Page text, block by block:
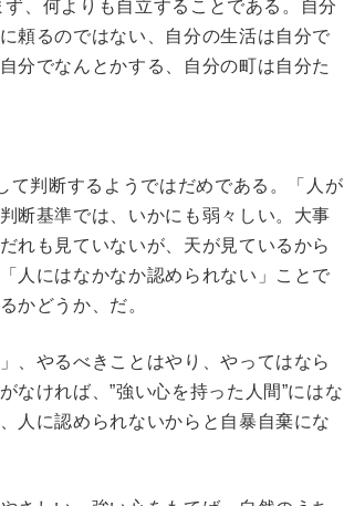
、何よりも自立することである。自分
頼るのではない、自分の生活は自分で
分でなんとかする、自分の町は自分た
て判断するようではだめである。「人が
断基準では、いかにも弱々しい。大事
れも見ていないが、天が見ているから
人にはなかなか認められない」ことで
かどうか、だ。
、やるべきことはやり、やってはなら
なければ、”強い心を持った人間”にはな
人に認められないからと自暴自棄にな